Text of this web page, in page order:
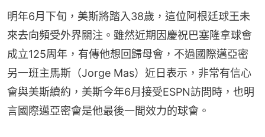
明年6月下旬，美斯將踏入38歲，這位阿根廷球王未
來去向頻受外界關注。雖然近期因慶祝巴塞隆拿球會
成立125周年，有傳他想回歸母會，不過國際邁亞密
另一班主馬斯（Jorge Mas）近日表示，非常有信心
會與美斯續約，美斯今年6月接受ESPN訪問時，也明
言國際邁亞密會是他最後一間效力的球會。